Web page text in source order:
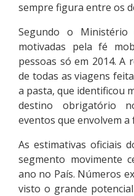
sempre figura entre os
Segundo o
motivadas pela fé
pessoas só em 2014. A
de todas as viagens
a pasta, que identificou
destino obrigatório
eventos que envolvem a
As estimativas oficiais
segmento movimente
ano no País. Números
visto o grande